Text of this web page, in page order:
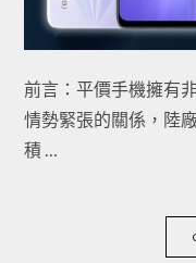
前言：平價手機擁有
情勢緊張的關係，陸
積 …